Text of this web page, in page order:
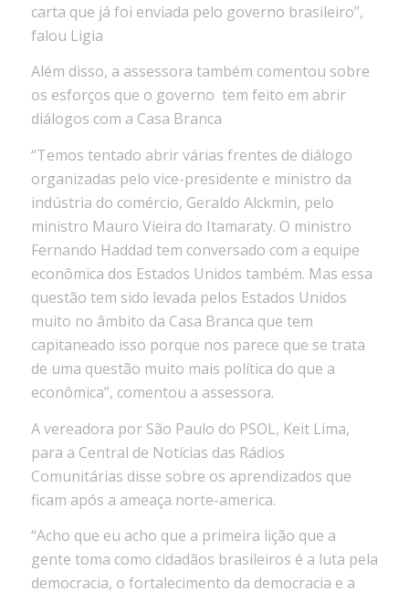
carta que já foi enviada pelo governo brasileiro”,
falou Ligia
Além disso, a assessora também comentou sobre
os esforços que o governo tem feito em abrir
diálogos com a Casa Branca
“Temos tentado abrir várias frentes de diálogo
organizadas pelo vice-presidente e ministro da
indústria do comércio, Geraldo Alckmin, pelo
ministro Mauro Vieira do Itamaraty. O ministro
Fernando Haddad tem conversado com a equipe
econômica dos Estados Unidos também. Mas essa
questão tem sido levada pelos Estados Unidos
muito no âmbito da Casa Branca que tem
capitaneado isso porque nos parece que se trata
de uma questão muito mais política do que a
econômica”, comentou a assessora.
A vereadora por São Paulo do PSOL, Keit Lima,
para a Central de Notícias das Rádios
Comunitárias disse sobre os aprendizados que
ficam após a ameaça norte-america.
“Acho que eu acho que a primeira lição que a
gente toma como cidadãos brasileiros é a luta pela
democracia, o fortalecimento da democracia e a